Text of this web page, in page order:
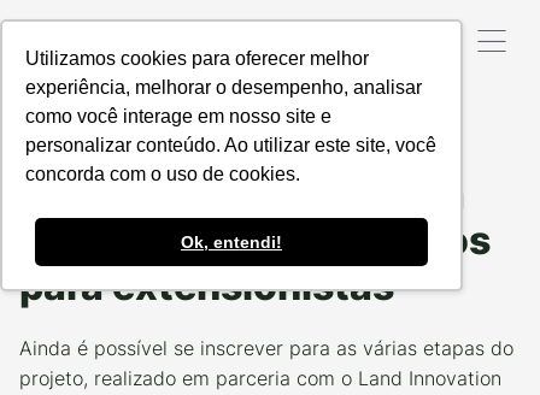
Utilizamos cookies para oferecer melhor
experiência, melhorar o desempenho, analisar
como você interage em nosso site e
personalizar conteúdo. Ao utilizar este site, você
concorda com o uso de cookies.
Ok, entendi!
Data da Postagem:22/02/2023 Categoria:
PROJETOS
Produzindo Certo inicia
série de cursos gratuitos
para extensionistas
Ainda é possível se inscrever para as várias etapas do
projeto, realizado em parceria com o Land Innovation